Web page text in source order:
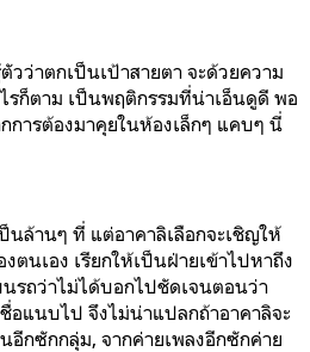
วว่าตกเป็นเป้าสายตา จะด้วยความ
ก็ตาม เป็นพฤติกรรมที่น่าเอ็นดูดี พอ
การต้องมาคุยในห้องเล็กๆ แคบๆ นี่
นล้านๆ ที่ แต่อาคาลิเลือกจะเชิญให้
ตนเอง เรียกให้เป็นฝ่ายเข้าไปหาถึง
รถว่าไม่ได้บอกไปชัดเจนตอนว่า
อแนบไป จึงไม่น่าแปลกถ้าอาคาลิจะ
กซักกลุ่ม, จากค่ายเพลงอีกซักค่าย